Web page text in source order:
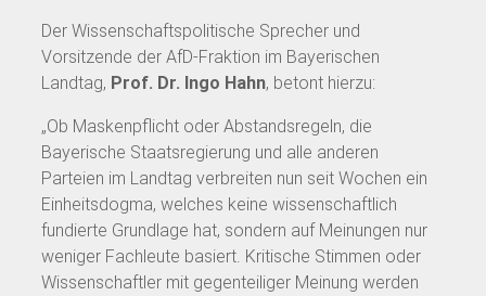
Der Wissenschaftspolitische Sprecher und
Vorsitzende der AfD-Fraktion im Bayerischen
Landtag, Prof. Dr. Ingo Hahn, betont hierzu:
„Ob Maskenpflicht oder Abstandsregeln, die
Bayerische Staatsregierung und alle anderen
Parteien im Landtag verbreiten nun seit Wochen ein
Einheitsdogma, welches keine wissenschaftlich
fundierte Grundlage hat, sondern auf Meinungen nur
weniger Fachleute basiert. Kritische Stimmen oder
Wissenschaftler mit gegenteiliger Meinung werden